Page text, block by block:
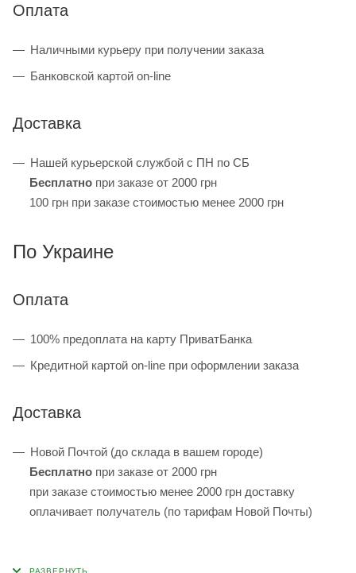
Оплата
Наличными курьеру при получении заказа
Банковской картой on-line
Доставка
Нашей курьерской службой с ПН по СБ
Бесплатно при заказе от 2000 грн
100 грн при заказе стоимостью менее 2000 грн
По Украине
Оплата
100% предоплата на карту ПриватБанка
Кредитной картой on-line при оформлении заказа
Доставка
Новой Почтой (до склада в вашем городе)
Бесплатно при заказе от 2000 грн
при заказе стоимостью менее 2000 грн доставку
оплачивает получатель (по тарифам Новой Почты)